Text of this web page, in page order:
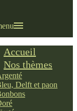
Accueil
Nos thèmes
Delft et paon